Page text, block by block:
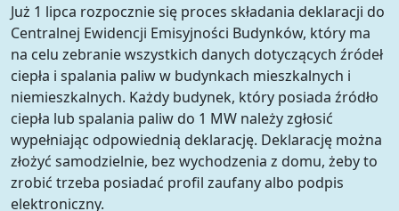
Już 1 lipca rozpocznie się proces składania deklaracji do
Centralnej Ewidencji Emisyjności Budynków, który ma
na celu zebranie wszystkich danych dotyczących źródeł
ciepła i spalania paliw w budynkach mieszkalnych i
niemieszkalnych. Każdy budynek, który posiada źródło
ciepła lub spalania paliw do 1 MW należy zgłosić
wypełniając odpowiednią deklarację. Deklarację można
złożyć samodzielnie, bez wychodzenia z domu, żeby to
zrobić trzeba posiadać profil zaufany albo podpis
elektroniczny.